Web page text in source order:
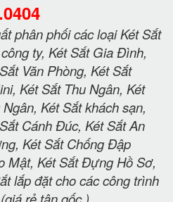
phân phối các loại Két Sắt
ty, Két Sắt Gia Đình,
Văn Phòng, Két Sắt
Két Sắt Thu Ngân, Két
Két Sắt khách sạn,
Cánh Đúc, Két Sắt An
Két Sắt Chống Đập
Mật, Két Sắt Đựng Hồ Sơ,
lắp đặt cho các công trình